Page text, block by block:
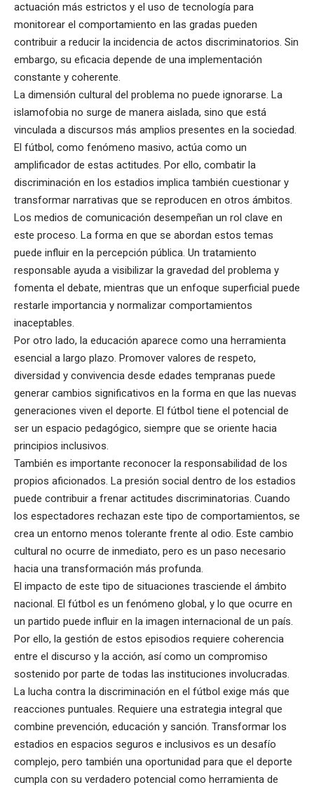
actuación más estrictos y el uso de tecnología para
monitorear el comportamiento en las gradas pueden
contribuir a reducir la incidencia de actos discriminatorios. Sin
embargo, su eficacia depende de una implementación
constante y coherente.
La dimensión cultural del problema no puede ignorarse. La
islamofobia no surge de manera aislada, sino que está
vinculada a discursos más amplios presentes en la sociedad.
El fútbol, como fenómeno masivo, actúa como un
amplificador de estas actitudes. Por ello, combatir la
discriminación en los estadios implica también cuestionar y
transformar narrativas que se reproducen en otros ámbitos.
Los medios de comunicación desempeñan un rol clave en
este proceso. La forma en que se abordan estos temas
puede influir en la percepción pública. Un tratamiento
responsable ayuda a visibilizar la gravedad del problema y
fomenta el debate, mientras que un enfoque superficial puede
restarle importancia y normalizar comportamientos
inaceptables.
Por otro lado, la educación aparece como una herramienta
esencial a largo plazo. Promover valores de respeto,
diversidad y convivencia desde edades tempranas puede
generar cambios significativos en la forma en que las nuevas
generaciones viven el deporte. El fútbol tiene el potencial de
ser un espacio pedagógico, siempre que se oriente hacia
principios inclusivos.
También es importante reconocer la responsabilidad de los
propios aficionados. La presión social dentro de los estadios
puede contribuir a frenar actitudes discriminatorias. Cuando
los espectadores rechazan este tipo de comportamientos, se
crea un entorno menos tolerante frente al odio. Este cambio
cultural no ocurre de inmediato, pero es un paso necesario
hacia una transformación más profunda.
El impacto de este tipo de situaciones trasciende el ámbito
nacional. El fútbol es un fenómeno global, y lo que ocurre en
un partido puede influir en la imagen internacional de un país.
Por ello, la gestión de estos episodios requiere coherencia
entre el discurso y la acción, así como un compromiso
sostenido por parte de todas las instituciones involucradas.
La lucha contra la discriminación en el fútbol exige más que
reacciones puntuales. Requiere una estrategia integral que
combine prevención, educación y sanción. Transformar los
estadios en espacios seguros e inclusivos es un desafío
complejo, pero también una oportunidad para que el deporte
cumpla con su verdadero potencial como herramienta de